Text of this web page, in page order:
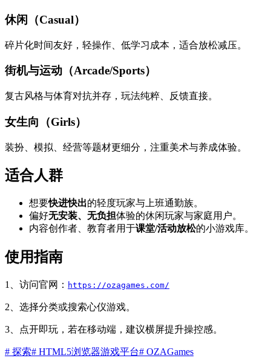
休闲（Casual）
碎片化时间友好，轻操作、低学习成本，适合放松减压。
街机与运动（Arcade/Sports）
复古风格与体育对抗并存，玩法纯粹、反馈直接。
女生向（Girls）
装扮、模拟、经营等题材更细分，注重美术与养成体验。
适合人群
想要快进快出的轻度玩家与上班通勤族。
偏好无安装、无负担体验的休闲玩家与家庭用户。
内容创作者、教育者用于课堂/活动放松的小游戏库。
使用指南
1、访问官网： https://ozagames.com/
2、选择分类或搜索心仪游戏。
3、点开即玩，若在移动端，建议横屏提升操控感。
# 探索# HTML5浏览器游戏平台# OZAGames